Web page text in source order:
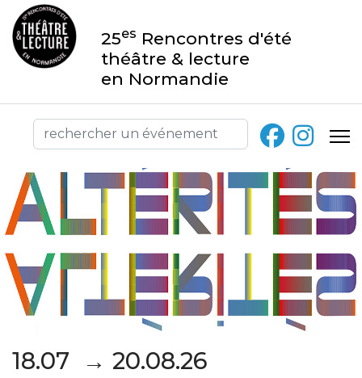
25es Rencontres d'été
théâtre & lecture
en Normandie
18.07 → 20.08.26